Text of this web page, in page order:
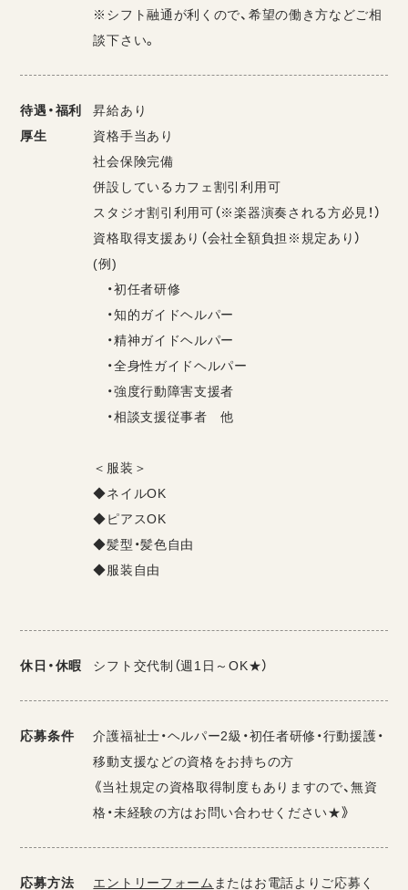
※シフト融通が利くので、希望の働き方などご相
談下さい。
待遇・福利
厚生
昇給あり
資格手当あり
社会保険完備
併設しているカフェ割引利用可
スタジオ割引利用可（※楽器演奏される方必見！）
資格取得支援あり（会社全額負担※規定あり）
(例)
・初任者研修
・知的ガイドヘルパー
・精神ガイドヘルパー
・全身性ガイドヘルパー
・強度行動障害支援者
・相談支援従事者 他
＜服装＞
◆ネイルOK
◆ピアスOK
◆髪型・髪色自由
◆服装自由
休日・休暇 シフト交代制（週1日～OK★）
応募条件
介護福祉士・ヘルパー2級・初任者研修・行動援護・
移動支援などの資格をお持ちの方
《当社規定の資格取得制度もありますので、無資
格・未経験の方はお問い合わせください★》
応募方法 エントリーフォーム またはお電話よりご応募く